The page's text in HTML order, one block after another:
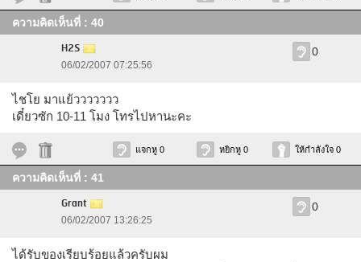
ความคิดเห็นที่ : 40
H2S
06/02/2007 07:25:56
0
ไชโย มาแย้ววววววว
เดี๋ยวซัก 10-11 โมง โทรไปหานะคะ
แจกหู 0 หยิกหู 0 ให้กำลังใจ 0
ความคิดเห็นที่ : 41
Grant
06/02/2007 13:26:25
0
ได้รับของเรียบร้อยแล้วครับผม